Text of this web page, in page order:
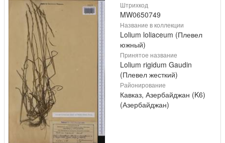
Штрихкод
MW0650749
Название в коллекции
Lolium loliaceum (Плевел
южный)
Принятое название
Lolium rigidum Gaudin
(Плевел жесткий)
Районирование
Кавказ, Азербайджан (K6)
(Азербайджан)